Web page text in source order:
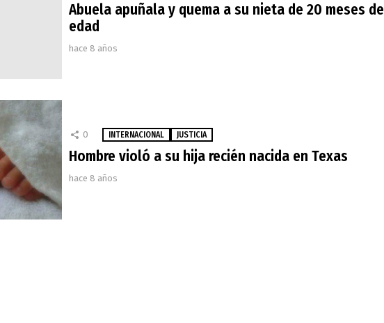
Abuela apuñala y quema a su nieta de 20 meses de
edad
hace 8 años
0 INTERNACIONAL JUSTICIA
Hombre violó a su hija recién nacida en Texas
hace 8 años